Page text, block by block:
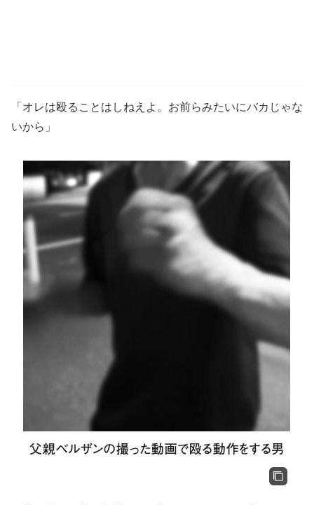
「オレは殴ることはしねえよ。お前らみたいにバカじゃな
いから」